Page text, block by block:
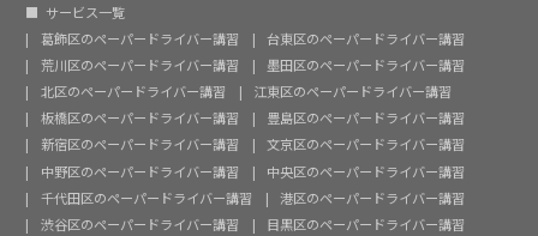
サービス一覧
葛飾区のペーパードライバー講習
台東区のペーパードライバー講習
荒川区のペーパードライバー講習
墨田区のペーパードライバー講習
北区のペーパードライバー講習
江東区のペーパードライバー講習
板橋区のペーパードライバー講習
豊島区のペーパードライバー講習
新宿区のペーパードライバー講習
文京区のペーパードライバー講習
中野区のペーパードライバー講習
中央区のペーパードライバー講習
千代田区のペーパードライバー講習
港区のペーパードライバー講習
渋谷区のペーパードライバー講習
目黒区のペーパードライバー講習